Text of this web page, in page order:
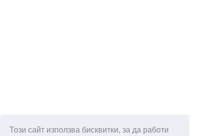
Този сайт използва бисквитки, за да работи